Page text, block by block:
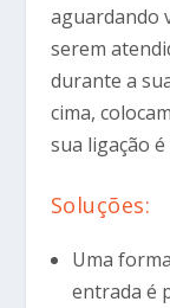
aguardando
serem
durante a
cima,
sua ligação
Soluções:
Uma
entrada é